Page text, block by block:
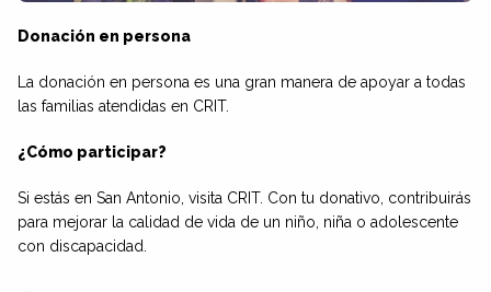
Donación en persona
La donación en persona es una gran manera de apoyar a todas
las familias atendidas en CRIT.
¿Cómo participar?
Si estás en San Antonio, visita CRIT. Con tu donativo, contribuirás
para mejorar la calidad de vida de un niño, niña o adolescente
con discapacidad.